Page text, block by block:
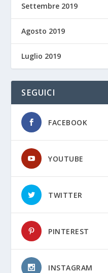
Settembre 2019
Agosto 2019
Luglio 2019
SEGUICI
FACEBOOK
YOUTUBE
TWITTER
PINTEREST
INSTAGRAM